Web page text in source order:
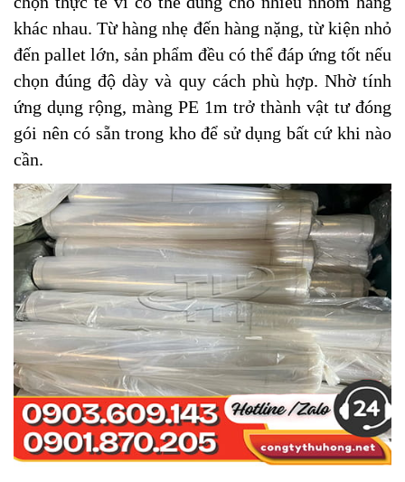
khác nhau. Từ hàng nhẹ đến hàng nặng, từ kiện nhỏ
đến pallet lớn, sản phẩm đều có thể đáp ứng tốt nếu
chọn đúng độ dày và quy cách phù hợp. Nhờ tính
ứng dụng rộng, màng PE 1m trở thành vật tư đóng
gói nên có sẵn trong kho để sử dụng bất cứ khi nào
cần.